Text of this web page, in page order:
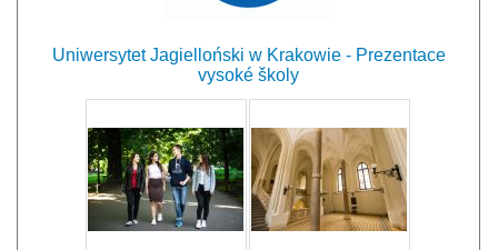
Uniwersytet Jagielloński w Krakowie - Prezentace
vysoké školy